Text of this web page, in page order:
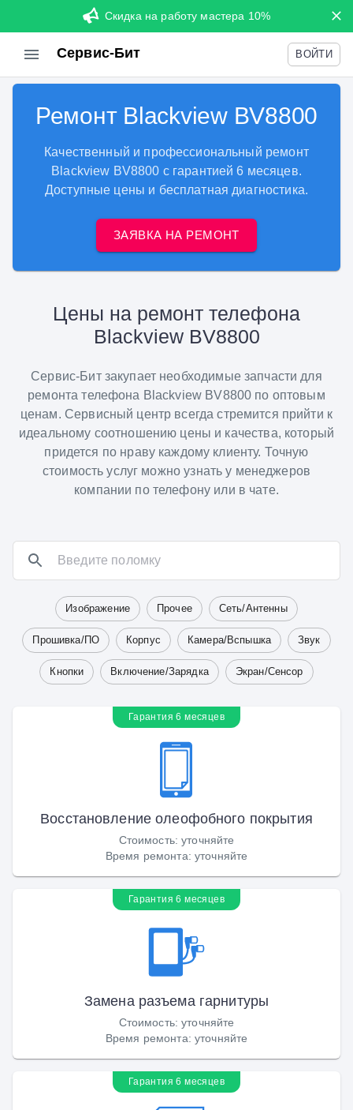
Скидка на работу мастера 10%
Сервис-Бит ВОЙТИ
Ремонт Blackview BV8800
Качественный и профессиональный ремонт
Blackview BV8800 с гарантией 6 месяцев.
Доступные цены и бесплатная диагностика.
ЗАЯВКА НА РЕМОНТ
Цены на ремонт телефона
Blackview BV8800
Сервис-Бит закупает необходимые запчасти для
ремонта телефона Blackview BV8800 по оптовым
ценам. Сервисный центр всегда стремится прийти к
идеальному соотношению цены и качества, который
придется по нраву каждому клиенту. Точную
стоимость услуг можно узнать у менеджеров
компании по телефону или в чате.
Изображение Прочее Сеть/Антенны
Прошивка/ПО Корпус Камера/Вспышка Звук
Кнопки Включение/Зарядка Экран/Сенсор
Гарантия 6 месяцев
Восстановление олеофобного покрытия
Стоимость:уточняйте
Время ремонта: уточняйте
Гарантия 6 месяцев
Замена разъема гарнитуры
Стоимость:уточняйте
Время ремонта: уточняйте
Гарантия 6 месяцев